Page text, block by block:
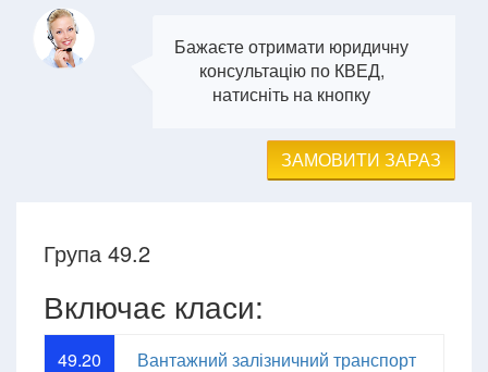
Бажаєте отримати юридичну
консультацію по КВЕД,
натисніть на кнопку
ЗАМОВИТИ ЗАРАЗ
Група 49.2
Включає класи:
49.20 Вантажний залізничний транспорт